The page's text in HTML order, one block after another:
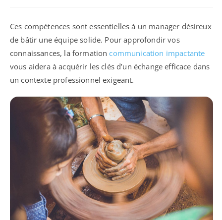
Ces compétences sont essentielles à un manager désireux
de bâtir une équipe solide. Pour approfondir vos
connaissances, la formation communication impactante
vous aidera à acquérir les clés d’un échange efficace dans
un contexte professionnel exigeant.